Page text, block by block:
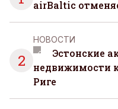
airBaltic
2
НОВОСТИ
Эстонские
недвижимости
Риге